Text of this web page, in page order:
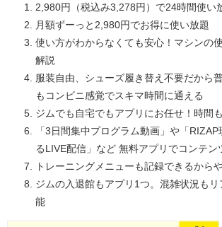
2,980円（税込み3,278円）で24時間使い
月額ずーっと2,980円でお得に使い放題
使い方がわからなくても安心！マシンの
解説
服装自由、シューズ履き替え不要だから
もコンビニ感覚でスキマ時間に通える
ジムでも自宅でもアプリにお任せ！時間
「3日間集中プログラム動画」や「
るLIVE配信」など 無料アプリでコンテン
トレーニングメニューも記録できるから
ジムの入退館もアプリ1つ。混雑状況も
能